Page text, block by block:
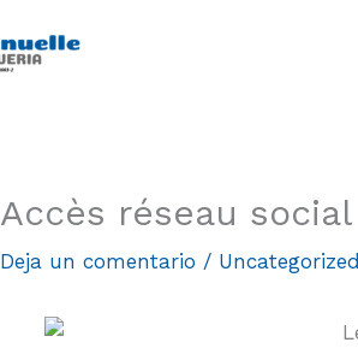
Accès réseau
Deja un comentario / Uncategorized